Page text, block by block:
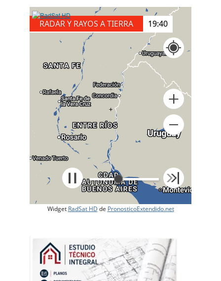
RADAR Y RAYOS A TIERRA 19:50
+
Widget RadSat HD de PronosticoExtendido.net